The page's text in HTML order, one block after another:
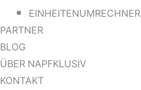
EINHEITENUMRECHNER
PARTNER
BLOG
ÜBER NAPFKLUSIV
KONTAKT